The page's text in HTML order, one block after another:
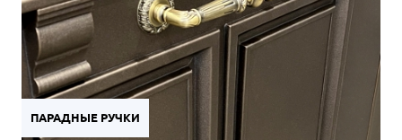
ПАРАДНЫЕ РУЧКИ